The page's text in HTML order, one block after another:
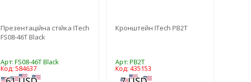
Презентаційна стійка ITech
FS08-46T Black
Арт: FS08-46T Black
Код: 584637
Кронштейн ITech PB2T
Арт: PB2T
Код: 435153